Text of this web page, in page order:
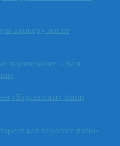
карьеру после
поражениях: «Нам
«Барселоны» были
как хорошее вино»